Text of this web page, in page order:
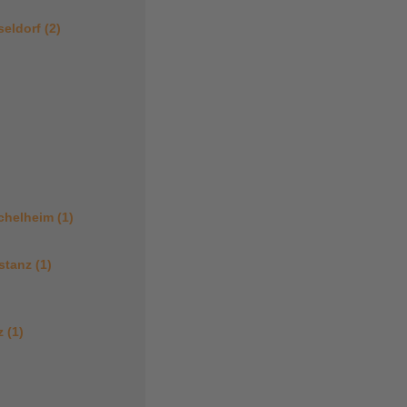
(2)
(1)
(1)
(1)